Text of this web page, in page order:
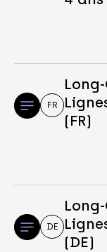
FR
(FR)
DE
(DE)